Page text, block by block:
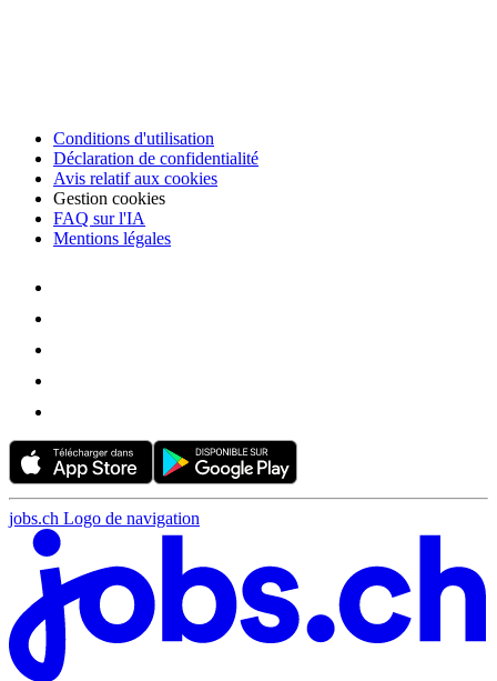
Conditions d'utilisation
Déclaration de confidentialité
Avis relatif aux cookies
Gestion cookies
FAQ sur l'IA
Mentions légales
jobs.ch Logo de navigation